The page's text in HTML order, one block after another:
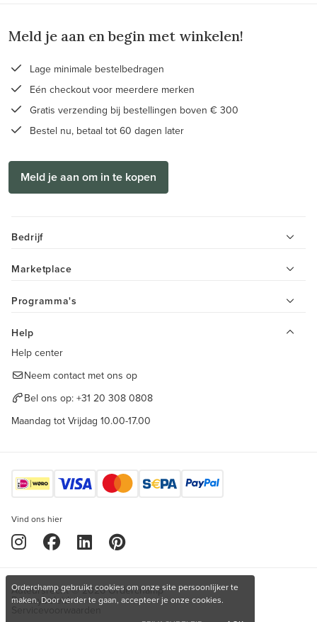
Meld je aan en begin met winkelen!
Lage minimale bestelbedragen
Eén checkout voor meerdere merken
Gratis verzending bij bestellingen boven € 300
Bestel nu, betaal tot 60 dagen later
Meld je aan om in te kopen
Bedrijf
Marketplace
Programma's
Help
Help center
Neem contact met ons op
Bel ons op: +31 20 308 0808
Maandag tot Vrijdag 10.00-17.00
Vind ons hier
Auteursrecht © 2026 Orderchamp
Privacybeleid
Servicevoorwaarden
Orderchamp gebruikt cookies om onze site persoonlijker te
maken. Door verder te gaan, accepteer je onze cookies.